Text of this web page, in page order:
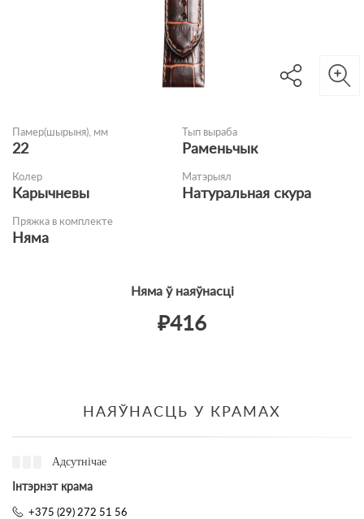
Памер(шырыня), мм
22
Тып выраба
Раменьчык
Колер
Карычневы
Матэрыял
Натуральная скура
Пряжка в комплекте
Няма
Няма ў наяўнасці
₽416
НАЯЎНАСЦЬ У КРАМАХ
Адсутнічае
Інтэрнэт крама
+375 (29) 272 51 56